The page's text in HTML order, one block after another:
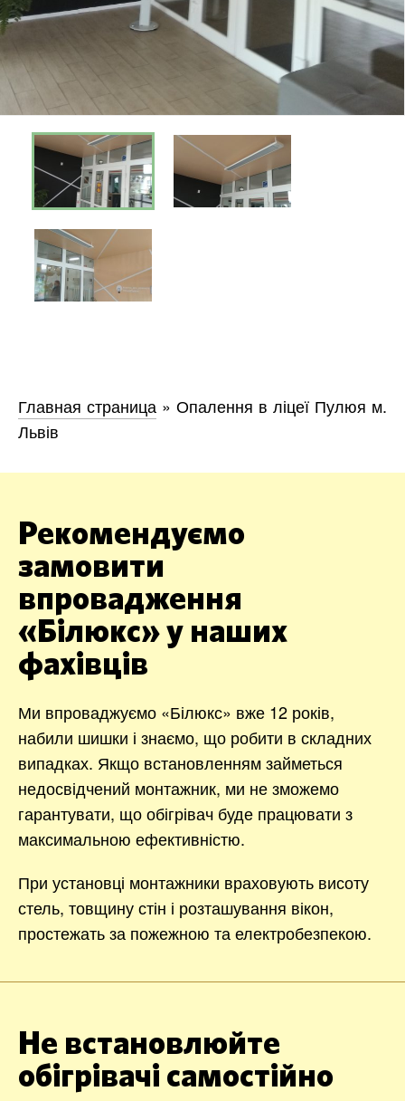
Главная страница » Опалення в ліцеї Пулюя м.
Львів
Рекомендуємо
замовити
впровадження
«Білюкс» у наших
фахівців
Ми впроваджуємо «Білюкс» вже 12 років,
набили шишки і знаємо, що робити в складних
випадках. Якщо встановленням займеться
недосвідчений монтажник, ми не зможемо
гарантувати, що обігрівач буде працювати з
максимальною ефективністю.
При установці монтажники враховують висоту
стель, товщину стін і розташування вікон,
простежать за пожежною та електробезпекою.
Не встановлюйте
обігрівачі самостійно